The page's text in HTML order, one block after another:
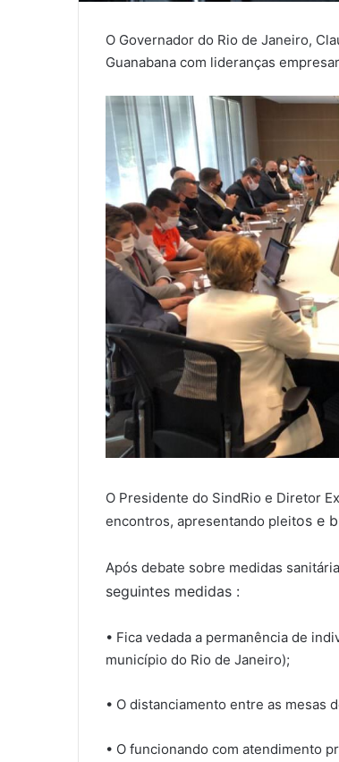
O Governador do Rio de Janeiro,
Guanabana com lideranças
O Presidente do SindRio e Diretor
encontros, apresentando pleitos e
Após debate sobre medidas
seguintes medidas :
• Fica vedada a permanência de
município do Rio de Janeiro);
• O distanciamento entre as mesas
• O funcionando com atendimento